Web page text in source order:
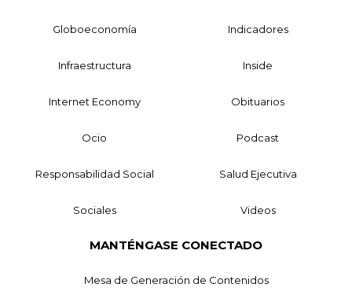
Globoeconomía Indicadores
Infraestructura Inside
Internet Economy Obituarios
Ocio Podcast
Responsabilidad Social Salud Ejecutiva
Sociales Videos
MANTÉNGASE CONECTADO
Mesa de Generación de Contenidos